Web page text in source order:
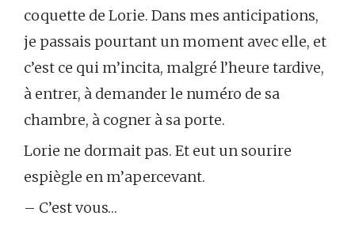
coquette de Lorie. Dans mes anticipations,
je passais pourtant un moment avec elle, et
c’est ce qui m’incita, malgré l’heure tardive,
à entrer, à demander le numéro de sa
chambre, à cogner à sa porte.
Lorie ne dormait pas. Et eut un sourire
espiègle en m’apercevant.
– C’est vous…